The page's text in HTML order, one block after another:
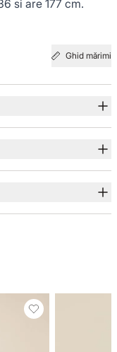
si are 177 cm.
Ghid mărimi